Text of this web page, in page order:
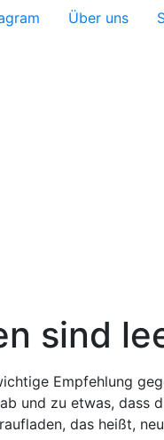
Über uns
sind
Empfehlung
und zu etwas, dass
das heißt,